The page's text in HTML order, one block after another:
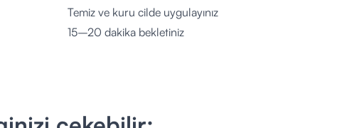
Temiz ve kuru cilde uygulayınız
15–20 dakika bekletiniz